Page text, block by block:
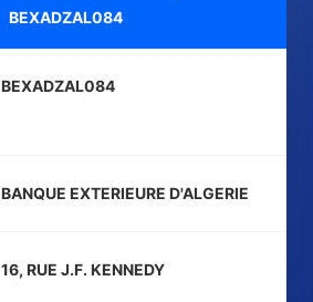
BEXADZAL084
BEXADZAL084
BANQUE EXTERIEURE D'ALGERIE
16, RUE J.F. KENNEDY